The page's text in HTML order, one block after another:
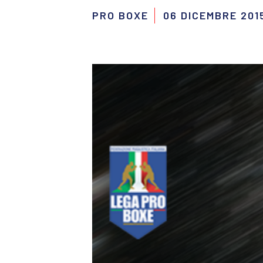
PRO BOXE 06 DICEMBRE